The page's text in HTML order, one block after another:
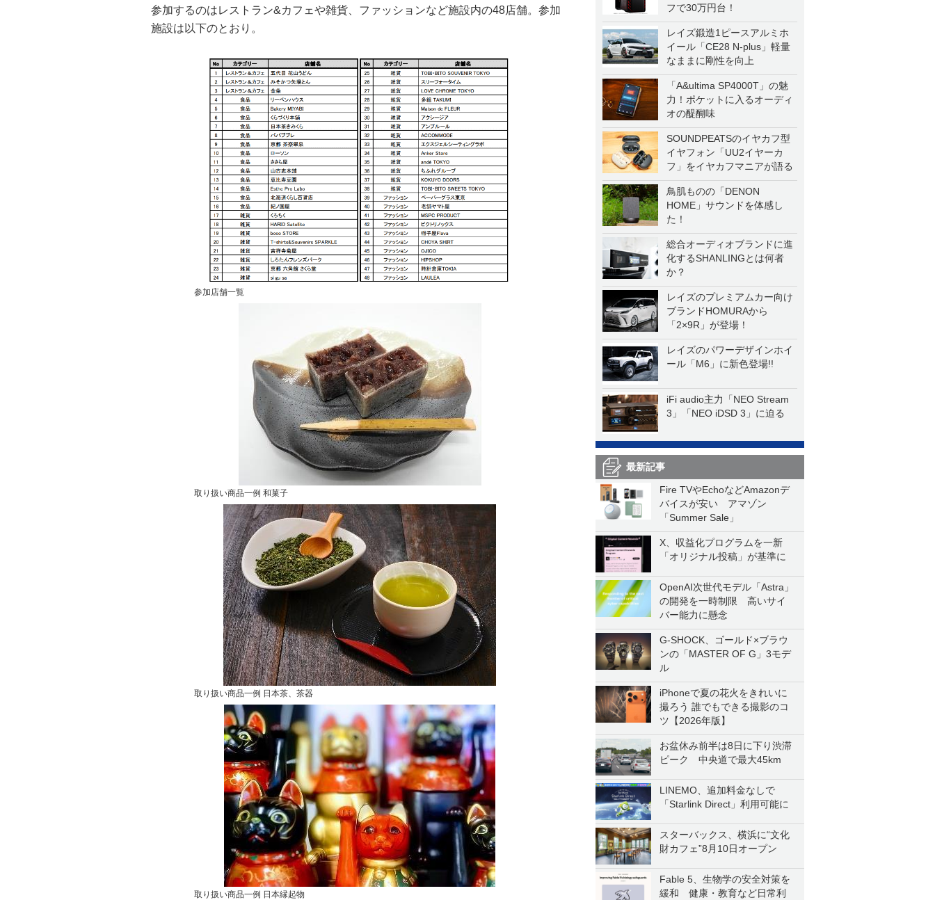
フで30万円台！
レイズ鍛造1ピースアルミホ
イール「CE28 N-plus」軽量
なままに剛性を向上
「A&ultima SP4000T」の魅
力！ポケットに入るオーディ
オの醍醐味
SOUNDPEATSのイヤカフ型
イヤフォン「UU2イヤーカ
フ」をイヤカフマニアが語る
鳥肌ものの「DENON
HOME」サウンドを体感し
た！
総合オーディオブランドに進
化するSHANLINGとは何者
か？
レイズのプレミアムカー向け
ブランドHOMURAから
「2×9R」が登場！
レイズのパワーデザインホイ
ール「M6」に新色登場!!
iFi audio主力「NEO Stream
3」「NEO iDSD 3」に迫る
最新記事
Fire TVやEchoなどAmazonデ
バイスが安い アマゾン
「Summer Sale」
X、収益化プログラムを一新
「オリジナル投稿」が基準に
OpenAI次世代モデル「Astra」
の開発を一時制限 高いサイ
バー能力に懸念
G-SHOCK、ゴールド×ブラウ
ンの「MASTER OF G」3モデ
ル
iPhoneで夏の花火をきれいに
撮ろう 誰でもできる撮影のコ
ツ【2026年版】
お盆休み前半は8日に下り渋滞
ピーク 中央道で最大45km
LINEMO、追加料金なしで
「Starlink Direct」利用可能に
スターバックス、横浜に“文化
財カフェ”8月10日オープン
Fable 5、生物学の安全対策を
緩和 健康・教育など日常利
参加するのはレストラン&カフェや雑貨、ファッションなど施設内の48店舗。参加
施設は以下のとおり。
参加店舗一覧
取り扱い商品一例 和菓子
取り扱い商品一例 日本茶、茶器
取り扱い商品一例 日本縁起物